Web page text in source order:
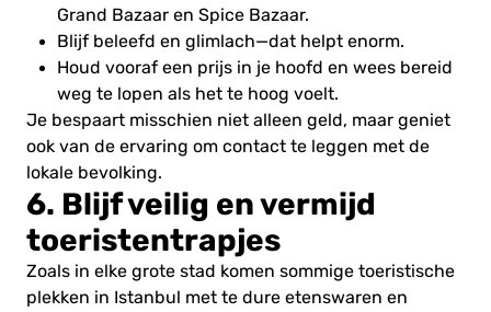
Grand Bazaar en Spice Bazaar.
Blijf beleefd en glimlach—dat helpt enorm.
Houd vooraf een prijs in je hoofd en wees bereid
weg te lopen als het te hoog voelt.
Je bespaart misschien niet alleen geld, maar geniet
ook van de ervaring om contact te leggen met de
lokale bevolking.
6. Blijf veilig en vermijd
toeristentrapjes
Zoals in elke grote stad komen sommige toeristische
plekken in Istanbul met te dure etenswaren en